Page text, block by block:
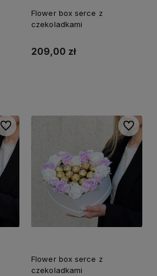
Flower box serce z
czekoladkami
209,00 zł
Do ulubionych
Flower box serce z
czekoladkami
Do